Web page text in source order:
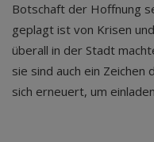
Botschaft der Hoffnung
geplagt ist von Krisen
überall in der Stadt
sie sind auch ein Zeichen
sich erneuert, um